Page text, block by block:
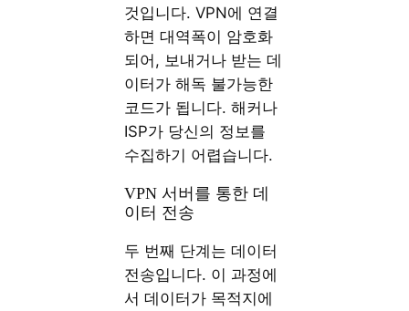
것입니다. VPN에 연결
하면 대역폭이 암호화
되어, 보내거나 받는 데
이터가 해독 불가능한
코드가 됩니다. 해커나
ISP가 당신의 정보를
수집하기 어렵습니다.
VPN 서버를 통한 데
이터 전송
두 번째 단계는 데이터
전송입니다. 이 과정에
서 데이터가 목적지에